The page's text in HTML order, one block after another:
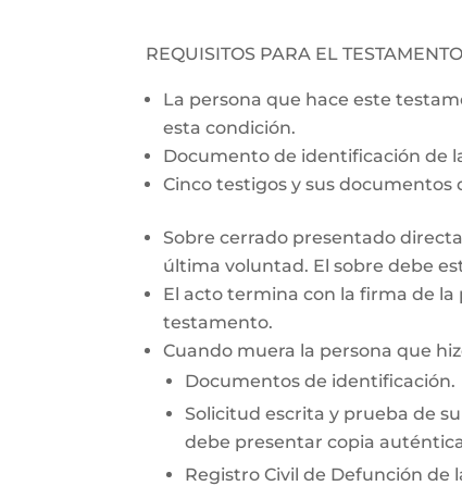
REQUISITOS PARA EL
La persona que hace este
esta condición.
Documento de identificación de
Cinco testigos y sus documentos
Sobre cerrado presentado
última voluntad. El sobre debe
El acto termina con la firma de
testamento.
Cuando muera la persona que
Documentos de identificación.
Solicitud escrita y prueba de
debe presentar copia
Registro Civil de Defunción de